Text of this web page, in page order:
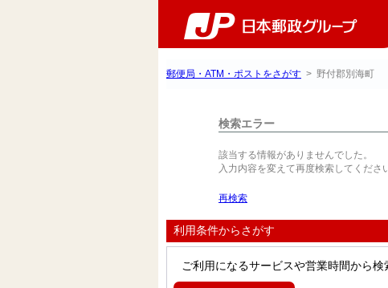
郵便局・ATM・ポストをさがす > 野付郡別海町
検索エラー
該当する情報がありませんでした。
入力内容を変えて再度検索してくださ
再検索
利用条件からさがす
ご利用になるサービスや営業時間から検